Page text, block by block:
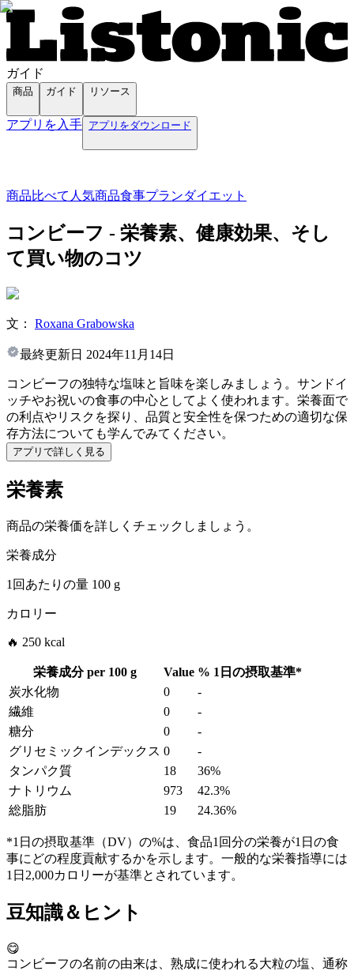
ガイド
商品 ガイド リソース
アプリを入手 アプリをダウンロード
商品比べて 人気商品食事プランダイエット
コンビーフ - 栄養素、健康効果、そし
て買い物のコツ
文： Roxana Grabowska
最終更新日 2024年11月14日
コンビーフの独特な塩味と旨味を楽しみましょう。サンドイ
ッチやお祝いの食事の中心としてよく使われます。栄養面で
の利点やリスクを探り、品質と安全性を保つための適切な保
存方法についても学んでみてください。
アプリで詳しく見る
栄養素
商品の栄養価を詳しくチェックしましょう。
栄養成分
1回あたりの量 100 g
カロリー
🔥 250 kcal
栄養成分 per 100 g Value % 1日の摂取基準*
炭水化物
0
-
繊維
0
-
糖分
0
-
グリセミックインデックス 0
-
タンパク質
18
36%
ナトリウム
973
42.3%
総脂肪
19 24.36%
*1日の摂取基準（DV）の%は、食品1回分の栄養が1日の食
事にどの程度貢献するかを示します。一般的な栄養指導には
1日2,000カロリーが基準とされています。
豆知識＆ヒント
😋
コンビーフの名前の由来は、熟成に使われる大粒の塩、通称